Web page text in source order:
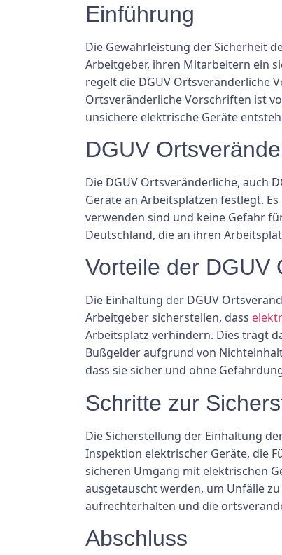
Einführung
Die Gewährleistung der Sicherheit
Arbeitgeber, ihren Mitarbeitern ein
regelt die DGUV Ortsveränderliche
Ortsveränderliche Vorschriften ist
unsichere elektrische Geräte
DGUV
Die DGUV Ortsveränderliche, auch
Geräte an Arbeitsplätzen festlegt.
verwenden sind und keine Gefahr
Deutschland, die an ihren
Vorteile der DGUV
Die Einhaltung der DGUV
Arbeitgeber sicherstellen, dass
Arbeitsplatz verhindern. Dies trägt
Bußgelder aufgrund von
dass sie sicher und ohne
Schritte zur
Die Sicherstellung der Einhaltung
Inspektion elektrischer Geräte, die
sicheren Umgang mit elektrischen
ausgetauscht werden, um Unfälle
aufrechterhalten und die
Abschluss